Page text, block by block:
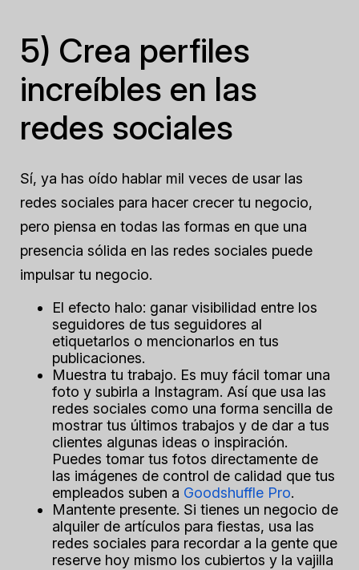
5) Crea perfiles
increíbles en las
redes sociales
Sí, ya has oído hablar mil veces de usar las
redes sociales para hacer crecer tu negocio,
pero piensa en todas las formas en que una
presencia sólida en las redes sociales puede
impulsar tu negocio.
El efecto halo: ganar visibilidad entre los
seguidores de tus seguidores al
etiquetarlos o mencionarlos en tus
publicaciones.
Muestra tu trabajo. Es muy fácil tomar una
foto y subirla a Instagram. Así que usa las
redes sociales como una forma sencilla de
mostrar tus últimos trabajos y de dar a tus
clientes algunas ideas o inspiración.
Puedes tomar tus fotos directamente de
las imágenes de control de calidad que tus
empleados suben a Goodshuffle Pro.
Mantente presente. Si tienes un negocio de
alquiler de artículos para fiestas, usa las
redes sociales para recordar a la gente que
reserve hoy mismo los cubiertos y la vajilla